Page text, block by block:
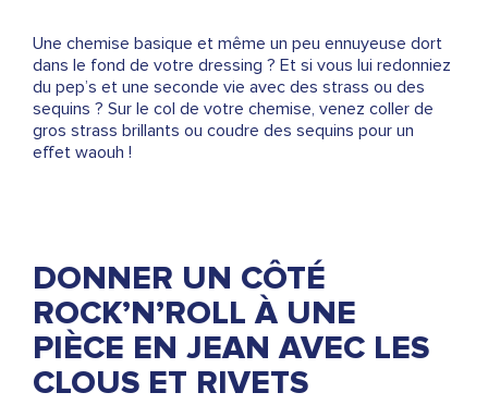
Une chemise basique et même un peu ennuyeuse dort
dans le fond de votre dressing ? Et si vous lui redonniez
du pep’s et une seconde vie avec des strass ou des
sequins ? Sur le col de votre chemise, venez coller de
gros strass brillants ou coudre des sequins pour un
effet waouh !
DONNER UN CÔTÉ
ROCK’N’ROLL À UNE
PIÈCE EN JEAN AVEC LES
CLOUS ET RIVETS